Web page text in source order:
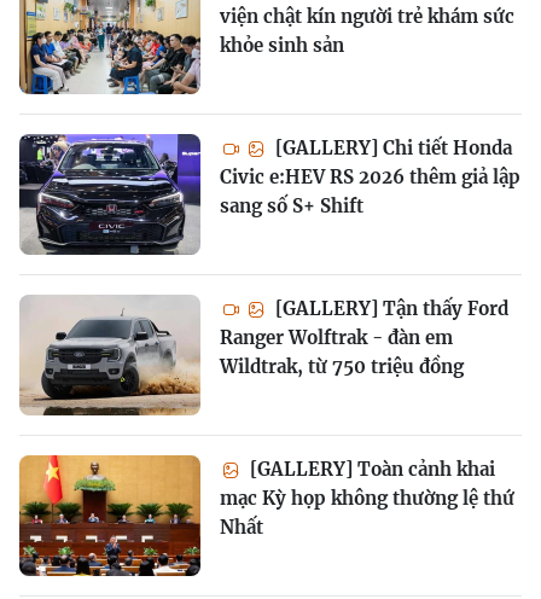
viện chật kín người trẻ khám sức
khỏe sinh sản
[GALLERY] Chi tiết Honda
Civic e:HEV RS 2026 thêm giả lập
sang số S+ Shift
[GALLERY] Tận thấy Ford
Ranger Wolftrak - đàn em
Wildtrak, từ 750 triệu đồng
[GALLERY] Toàn cảnh khai
mạc Kỳ họp không thường lệ thứ
Nhất